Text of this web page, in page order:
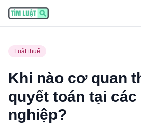
Luật thuế
Khi nào cơ quan
quyết toán tại các
nghiệp?